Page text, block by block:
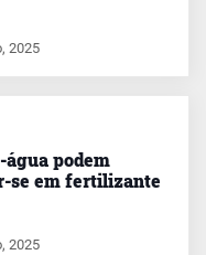
2025
podem
se em fertilizante
2025